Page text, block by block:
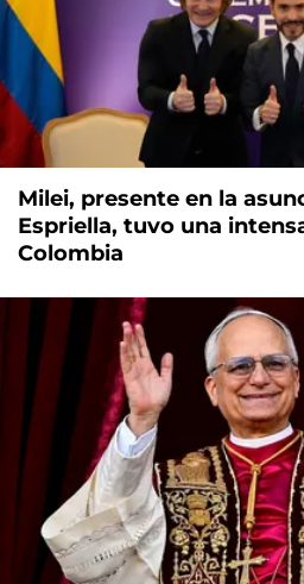
Milei, presente en la
Espriella, tuvo una
Colombia